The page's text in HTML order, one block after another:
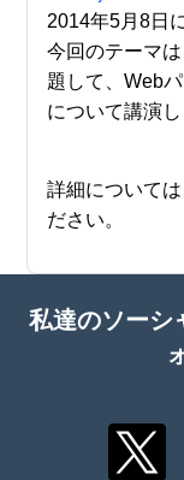
2014年5月8日
今回のテーマ
題して、Web
について講演し
詳細については
ださい。
私達のソーシ